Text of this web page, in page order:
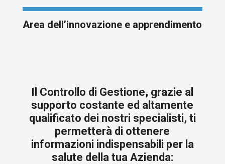
Area dell’innovazione e apprendimento
Il Controllo di Gestione, grazie al
supporto costante ed altamente
qualificato dei nostri specialisti, ti
permetterà di ottenere
informazioni indispensabili per la
salute della tua Azienda: